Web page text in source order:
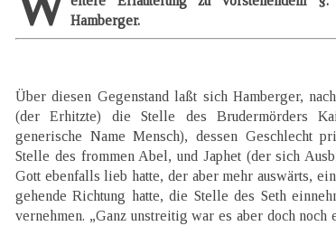
Hamberger.
Über diesen Gegenstand laßt sich Hamberger,
(der Erhitzte) die Stelle des Brudermörders
generische Name Mensch), dessen Geschlecht
Stelle des frommen Abel, und Japhet (der sich
Gott ebenfalls lieb hatte, der aber mehr auswärts,
gehende Richtung hatte, die Stelle des Seth
vernehmen. „Ganz unstreitig war es aber doch noch